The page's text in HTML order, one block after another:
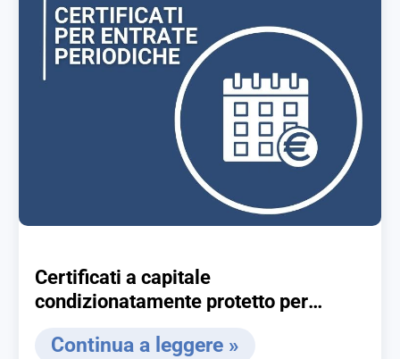
Certificati a capitale
condizionatamente protetto per
Continua a leggere »